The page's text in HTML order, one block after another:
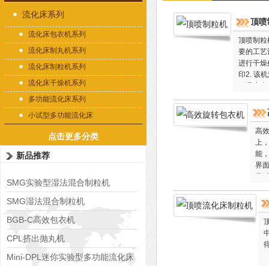
流化床系列
流化床包衣机系列
流化床制丸机系列
流化床制粒机系列
流化床干燥机系列
多功能流化床系列
小试型多功能流化床
点击更多分类
新品推荐
SMG实验型湿法混合制粒机
SMG湿法混合制粒机
BGB-C高效包衣机
CPL挤出抛丸机
Mini-DPL迷你实验型多功能流化床
顶
顶喷制
要的工
进行干
印2. 该
高
上
能
界